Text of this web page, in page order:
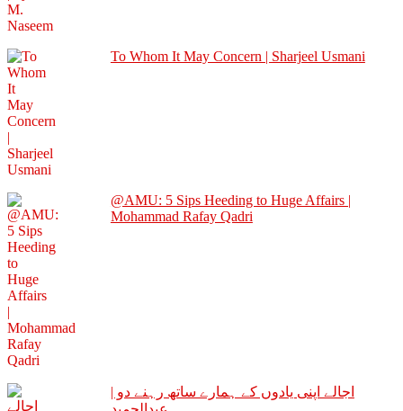
To Whom It May Concern | Sharjeel Usmani
@AMU: 5 Sips Heeding to Huge Affairs |
Mohammad Rafay Qadri
اجالے اپنی یادوں کے ہمارے ساتھ رہنے دو |